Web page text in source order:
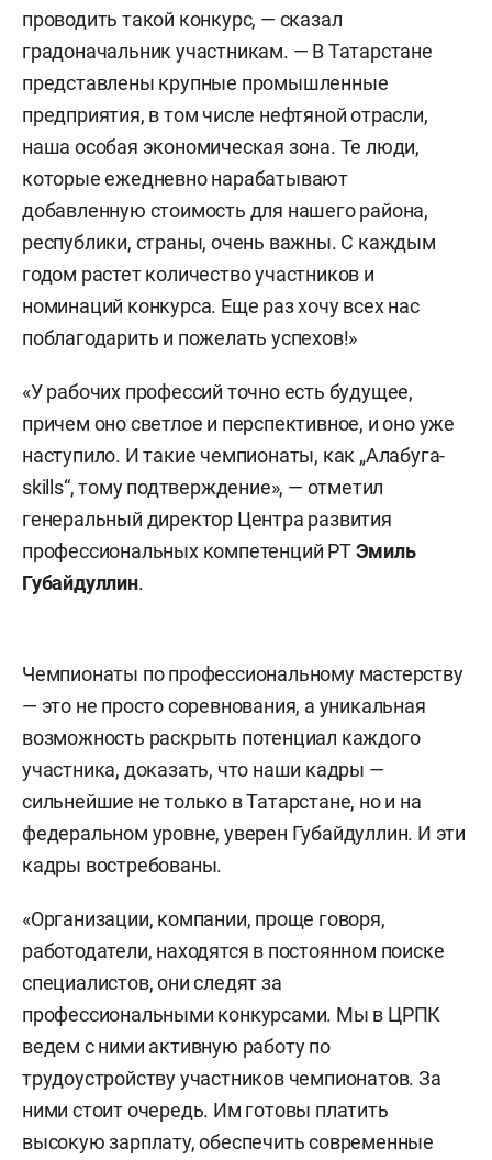
проводить такой конкурс, — сказал
градоначальник участникам. — В Татарстане
представлены крупные промышленные
предприятия, в том числе нефтяной отрасли,
наша особая экономическая зона. Те люди,
которые ежедневно нарабатывают
добавленную стоимость для нашего района,
республики, страны, очень важны. С каждым
годом растет количество участников и
номинаций конкурса. Еще раз хочу всех нас
поблагодарить и пожелать успехов!»
«У рабочих профессий точно есть будущее,
причем оно светлое и перспективное, и оно уже
наступило. И такие чемпионаты, как „Алабуга-
skills“, тому подтверждение», — отметил
генеральный директор Центра развития
профессиональных компетенций РТЭмиль
Губайдуллин.
Чемпионаты по профессиональному мастерству
— это не просто соревнования, а уникальная
возможность раскрыть потенциал каждого
участника, доказать, что наши кадры —
сильнейшие не только в Татарстане, но и на
федеральном уровне, уверен Губайдуллин. И эти
кадры востребованы.
«Организации, компании, проще говоря,
работодатели, находятся в постоянном поиске
специалистов, они следят за
профессиональными конкурсами. Мы в ЦРПК
ведем с ними активную работу по
трудоустройству участников чемпионатов. За
ними стоит очередь. Им готовы платить
высокую зарплату, обеспечить современные